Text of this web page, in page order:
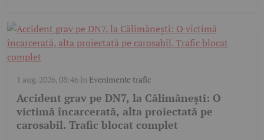
1 aug. 2026, 08:46în Evenimente trafic
Accident grav pe DN7, la Călimănești: O
victimă încarcerată, alta proiectată pe
carosabil. Trafic blocat complet